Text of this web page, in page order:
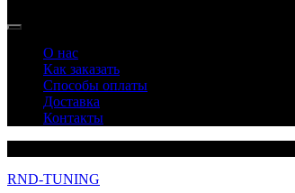
О нас
Как заказать
Способы оплаты
Доставка
Контакты
RND-TUNING